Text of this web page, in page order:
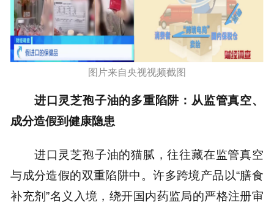
图片来自央视视频截图
进口灵芝孢子油的多重陷阱：从监管真空、
成分造假到健康隐患
进口灵芝孢子油的猫腻，往往藏在监管真空
与成分造假的双重陷阱中。许多跨境产品以“膳食
补充剂”名义入境，绕开国内药监局的严格注册审